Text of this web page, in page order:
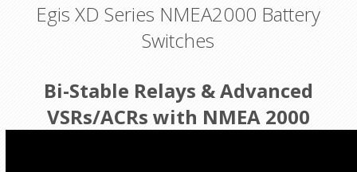
Egis XD Series NMEA2000 Battery
Switches
Bi-Stable Relays & Advanced
VSRs/ACRs with NMEA 2000